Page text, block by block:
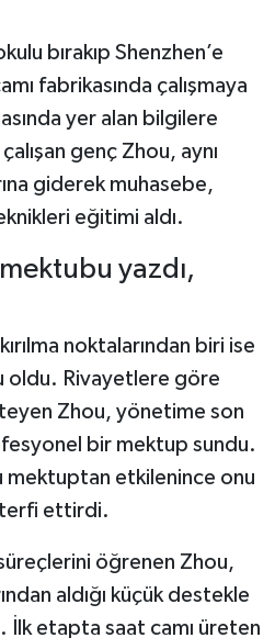
bırakıp Shenzhen’e
fabrikasında çalışmaya
yer alan bilgilere
genç Zhou, aynı
giderek muhasebe,
eğitimi aldı.
yazdı,
noktalarından biri ise
oldu. Rivayetlere göre
Zhou, yönetime son
bir mektup sundu.
mektuptan etkilenince onu
terfi ettirdi.
öğrenen Zhou,
aldığı küçük destekle
İlk etapta saat camı üreten